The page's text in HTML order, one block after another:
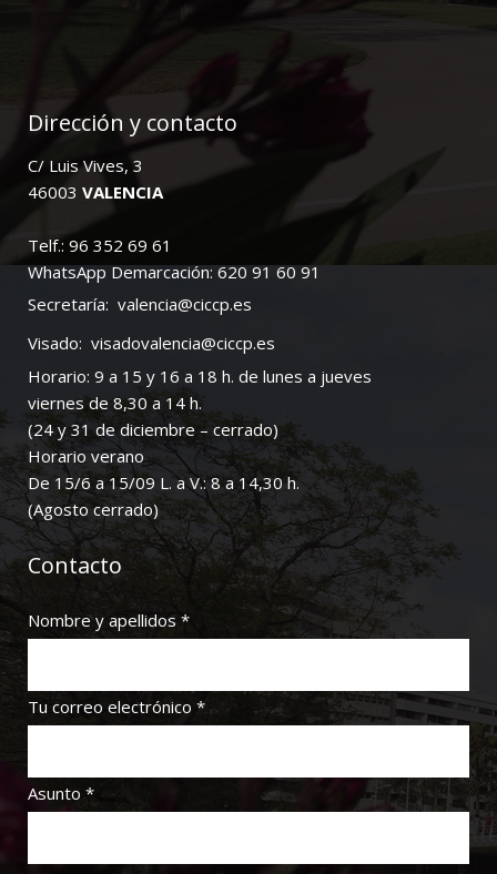
Dirección y contacto
C/ Luis Vives, 3
46003 VALENCIA
Telf.: 96 352 69 61
WhatsApp Demarcación: 620 91 60 91
Secretaría: valencia@ciccp.es
Visado: visadovalencia@ciccp.es
Horario: 9 a 15 y 16 a 18 h. de lunes a jueves
viernes de 8,30 a 14 h.
(24 y 31 de diciembre – cerrado)
Horario verano
De 15/6 a 15/09 L. a V.: 8 a 14,30 h.
(Agosto cerrado)
Contacto
Nombre y apellidos *
Tu correo electrónico *
Asunto *